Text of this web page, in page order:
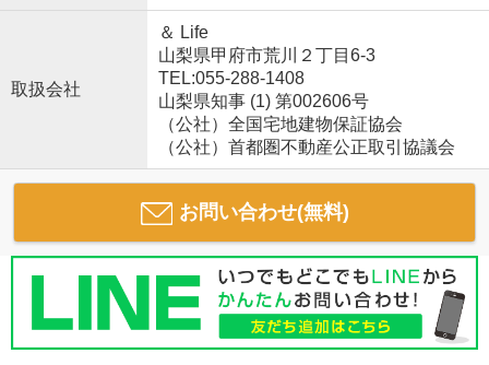
取扱会社
＆ Life
山梨県甲府市荒川２丁目6-3
TEL:055-288-1408
山梨県知事 (1) 第002606号
（公社）全国宅地建物保証協会
（公社）首都圏不動産公正取引協議会
お問い合わせ(無料)